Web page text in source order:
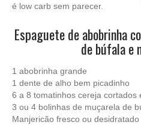
é low carb sem parecer.
Espaguete de abobrinha
de búfala e
1 abobrinha grande
1 dente de alho bem picadinho
6 a 8 tomatinhos cereja cortados
3 ou 4 bolinhas de muçarela de
Manjericão fresco ou desidratado